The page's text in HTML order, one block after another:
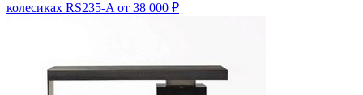
колесиках RS235-A от 38 000 ₽